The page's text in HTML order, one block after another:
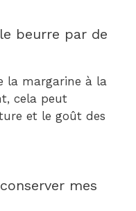
beurre par de
la margarine à la
cela peut
et le goût des
mes